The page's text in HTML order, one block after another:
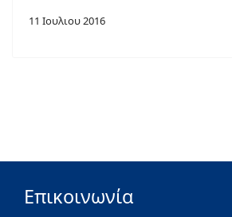
11 Ιουλιου 2016
Επικοινωνία